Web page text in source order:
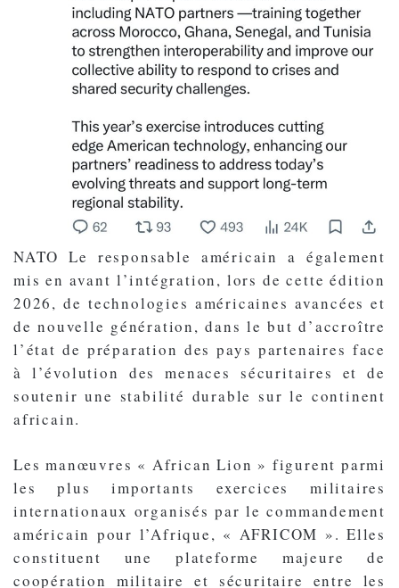
NATO Le responsable américain a également
mis en avant l’intégration, lors de cette édition
2026, de technologies américaines avancées et
de nouvelle génération, dans le but d’accroître
l’état de préparation des pays partenaires face
à l’évolution des menaces sécuritaires et de
soutenir une stabilité durable sur le continent
africain.
Les manœuvres « African Lion » figurent parmi
les plus importants exercices militaires
internationaux organisés par le commandement
américain pour l’Afrique, « AFRICOM ». Elles
constituent une plateforme majeure de
coopération militaire et sécuritaire entre les